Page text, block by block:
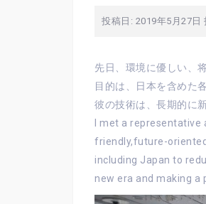
投稿日: 2019年5月27日
先日、環境に優しい、
目的は、日本を含めた
彼の技術は、長期的に
I met a
friendly,future-
including Japan to
new era and making a